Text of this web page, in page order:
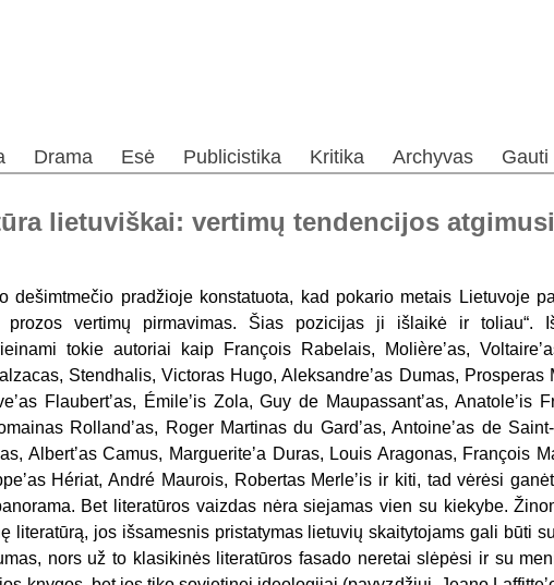
Drama Esė Publicistika Kritika Archyvas Gauti
lietuviškai: vertimų tendencijos
dešimtmečio pradžioje konstatuota, kad pokario metais Lietuvoje
prozos vertimų pirmavimas. Šias pozicijas ji išlaikė ir toliau“.
tokie autoriai kaip François Rabelais, Molièreʼas,
Stendhalis, Victoras Hugo, Aleksandreʼas Dumas, Prosperas
Flaubertʼas, Émileʼis Zola, Guy de Maupassantʼas, Anatoleʼis
Rollandʼas, Roger Martinas du Gardʼas, Antoineʼas de
Albertʼas Camus, Margueriteʼa Duras, Louis Aragonas, François
Hériat, André Maurois, Robertas Merleʼis ir kiti, tad vėrėsi
Bet literatūros vaizdas nėra siejamas vien su kiekybe.
literatūrą, jos išsamesnis pristatymas lietuvių skaitytojams gali būti
nors už to klasikinės literatūros fasado neretai slėpėsi ir su